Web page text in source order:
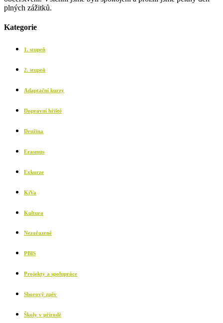
plných zážitků.
Kategorie
1. stupeň
2. stupeň
Adaptační kurzy
Dopravní hřiště
Družina
Erasmus
Exkurze
KiVa
Kultura
Nezařazené
PBIS
Projekty a spolupráce
Sborový zpěv
Školy v přírodě